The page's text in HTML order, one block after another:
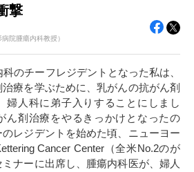
撃
院腫瘍内科教授）
のチーフレジデントとなった私は、
療を学ぶために、乳がんの抗がん剤
婦人科に弟子入りすることにしまし
ん剤治療をやるきっかけとなったの
レジデントを始めた頃、ニューヨー
Cancer Center（全米No.2のが
ナーに出席し、腫瘍内科医が、婦人